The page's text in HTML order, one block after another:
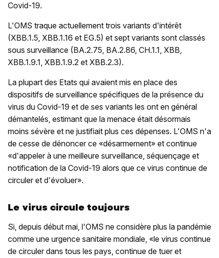
Covid-19.
L'OMS traque actuellement trois variants d'intérêt
(XBB.1.5, XBB.1.16 et EG.5) et sept variants sont classés
sous surveillance (BA.2.75, BA.2.86, CH.1.1, XBB,
XBB.1.9.1, XBB.1.9.2 et XBB.2.3).
La plupart des Etats qui avaient mis en place des
dispositifs de surveillance spécifiques de la présence du
virus du Covid-19 et de ses variants les ont en général
démantelés, estimant que la menace était désormais
moins sévère et ne justifiait plus ces dépenses. L'OMS n'a
de cesse de dénoncer ce «désarmement» et continue
«d'appeler à une meilleure surveillance, séquençage et
notification de la Covid-19 alors que ce virus continue de
circuler et d'évoluer».
Le virus circule toujours
Si, depuis début mai, l'OMS ne considère plus la pandémie
comme une urgence sanitaire mondiale, «le virus continue
de circuler dans tous les pays, continue de tuer et